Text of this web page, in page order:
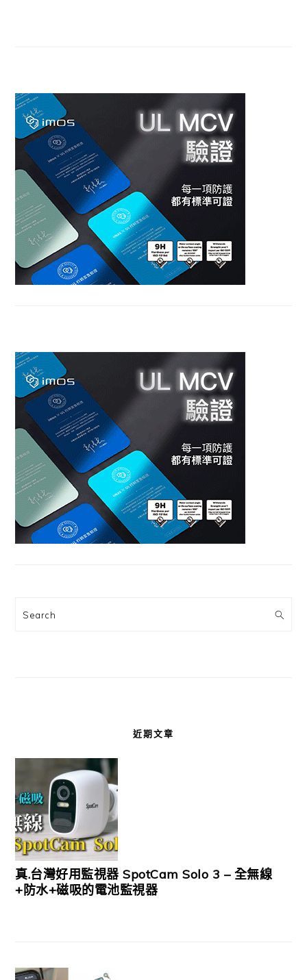
Search
近期文章
真.台灣好用監視器 SpotCam Solo 3 – 全無線
+防水+磁吸的電池監視器